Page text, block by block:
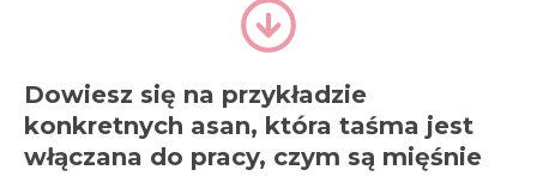
Dowiesz się na przykładzie
konkretnych asan, która taśma jest
włączana do pracy, czym są mięśnie